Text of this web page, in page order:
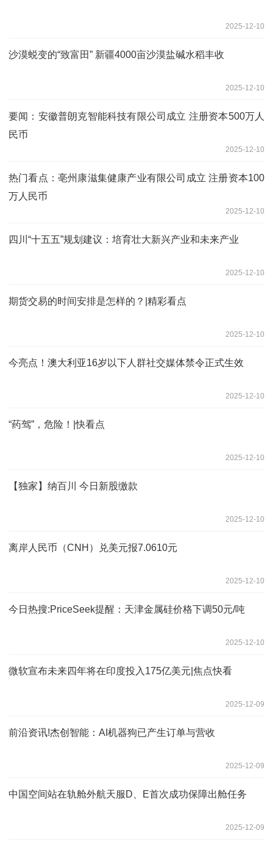
2025-12-10
沙漠蜕变的“致富田” 新疆4000亩沙漠盐碱水稻丰收
2025-12-10
要闻：安徽普朗克智能科技有限公司成立 注册资本500万人
民币
2025-12-10
热门看点：亳州康滋集健康产业有限公司成立 注册资本100
万人民币
2025-12-10
四川“十五五”规划建议：培育壮大新兴产业和未来产业
2025-12-10
期货交易的时间安排是怎样的？|精彩看点
2025-12-10
今亮点！澳大利亚16岁以下人群社交媒体禁令正式生效
2025-12-10
“药驾”，危险！|快看点
2025-12-10
【独家】纳百川 今日新股缴款
2025-12-10
离岸人民币（CNH）兑美元报7.0610元
2025-12-10
今日热搜:PriceSeek提醒：天津金属硅价格下调50元/吨
2025-12-10
微软宣布未来四年将在印度投入175亿美元|焦点快看
2025-12-09
前沿资讯!杰创智能：AI机器狗已产生订单与营收
2025-12-09
中国空间站在轨舱外航天服D、E首次成功保障出舱任务
2025-12-09